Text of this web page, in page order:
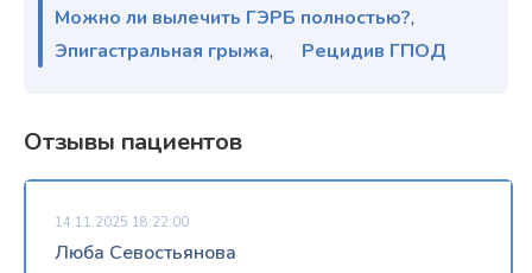
Можно ли вылечить ГЭРБ полностью?,
Эпигастральная грыжа, Рецидив ГПОД
Отзывы пациентов
14.11.2025 18:22:00
Люба Севостьянова